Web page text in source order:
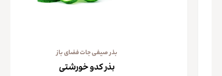
بذر صیفی جات فضای باز
بذر کدو خورشتی